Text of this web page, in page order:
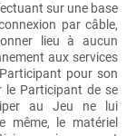
sur une base
par câble,
lieu à aucun
aux services
pour son
le Participant de se
au Jeu ne lui
même, le matériel